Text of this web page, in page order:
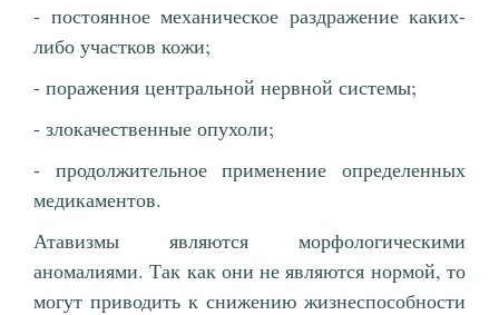
- постоянное механическое раздражение каких-
либо участков кожи;
- поражения центральной нервной системы;
- злокачественные опухоли;
- продолжительное применение определенных
медикаментов.
Атавизмы являются морфологическими
аномалиями. Так как они не являются нормой, то
могут приводить к снижению жизнеспособности